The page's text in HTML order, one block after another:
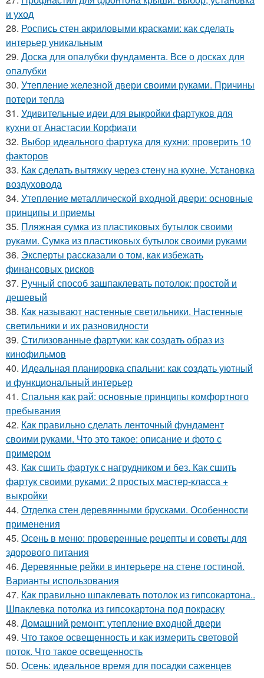
и уход
28. Роспись стен акриловыми красками: как сделать
интерьер уникальным
29. Доска для опалубки фундамента. Все о досках для
опалубки
30. Утепление железной двери своими руками. Причины
потери тепла
31. Удивительные идеи для выкройки фартуков для
кухни от Анастасии Корфиати
32. Выбор идеального фартука для кухни: проверить 10
факторов
33. Как сделать вытяжку через стену на кухне. Установка
воздуховода
34. Утепление металлической входной двери: основные
принципы и приемы
35. Пляжная сумка из пластиковых бутылок своими
руками. Сумка из пластиковых бутылок своими руками
36. Эксперты рассказали о том, как избежать
финансовых рисков
37. Ручный способ зашпаклевать потолок: простой и
дешевый
38. Как называют настенные светильники. Настенные
светильники и их разновидности
39. Стилизованные фартуки: как создать образ из
кинофильмов
40. Идеальная планировка спальни: как создать уютный
и функциональный интерьер
41. Спальня как рай: основные принципы комфортного
пребывания
42. Как правильно сделать ленточный фундамент
своими руками. Что это такое: описание и фото с
примером
43. Как сшить фартук с нагрудником и без. Как сшить
фартук своими руками: 2 простых мастер-класса +
выкройки
44. Отделка стен деревянными брусками. Особенности
применения
45. Осень в меню: проверенные рецепты и советы для
здорового питания
46. Деревянные рейки в интерьере на стене гостиной.
Варианты использования
47. Как правильно шпаклевать потолок из гипсокартона..
Шпаклевка потолка из гипсокартона под покраску
48. Домашний ремонт: утепление входной двери
49. Что такое освещенность и как измерить световой
поток. Что такое освещенность
50. Осень: идеальное время для посадки саженцев